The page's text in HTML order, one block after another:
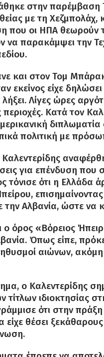
στην παρέμβαση
με τη
που οι ΗΠΑ θεωρούν
να παρακάμψει την
και στον Τομ
εκείνος είχε
λήξει. Λίγες ώρες
Κατά τον
πολιτική με
για επένδυση που
τόνισε ότι η
την Αλβανία, ώστε να
ο όρος «Βόρειος
Όπως είπε,
αιώνων,
ο Καλεντερίδης
ιδιοκτησίας
ότι στην πράξη
θέσει